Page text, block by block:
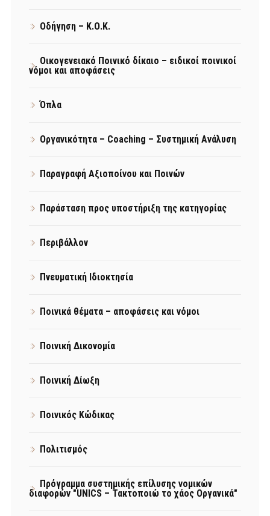
Οδήγηση – Κ.Ο.Κ.
Οικογενειακό Ποινικό δίκαιο – ειδικοί ποινικοί
νόμοι και αποφάσεις
Όπλα
Οργανικότητα – Coaching – Συστημική Ανάλυση
Παραγραφή Αξιοποίνου και Ποινών
Παράσταση προς υποστήριξη της κατηγορίας
Περιβάλλον
Πνευματική Ιδιοκτησία
Ποινικά θέματα – αποφάσεις και νόμοι
Ποινική Δικονομία
Ποινική Δίωξη
Ποινικός Κώδικας
Πολιτισμός
Πρόγραμμα συστημικής επίλυσης νομικών
διαφορών "UNICS – Τακτοποιώ το χάος Οργανικά"